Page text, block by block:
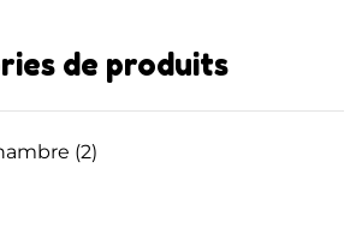
de produits
(2)